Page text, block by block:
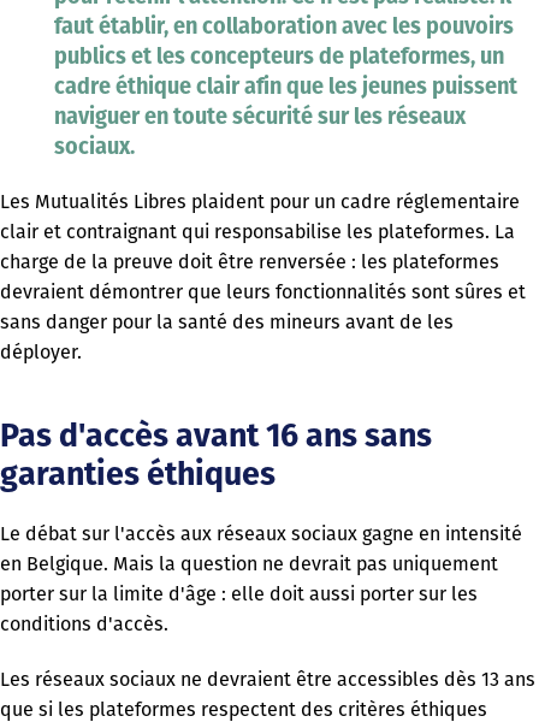
faut établir, en collaboration avec les pouvoirs
publics et les concepteurs de plateformes, un
cadre éthique clair afin que les jeunes puissent
naviguer en toute sécurité sur les réseaux
sociaux.
Les Mutualités Libres plaident pour un cadre réglementaire
clair et contraignant qui responsabilise les plateformes. La
charge de la preuve doit être renversée : les plateformes
devraient démontrer que leurs fonctionnalités sont sûres et
sans danger pour la santé des mineurs avant de les
déployer.
Pas d'accès avant 16 ans sans
garanties éthiques
Le débat sur l'accès aux réseaux sociaux gagne en intensité
en Belgique. Mais la question ne devrait pas uniquement
porter sur la limite d'âge : elle doit aussi porter sur les
conditions d'accès.
Les réseaux sociaux ne devraient être accessibles dès 13 ans
que si les plateformes respectent des critères éthiques